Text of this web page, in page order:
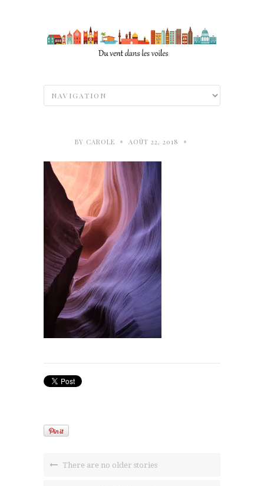
BY CAROLE • AOÛT 22, 2018 •
There are no older stories